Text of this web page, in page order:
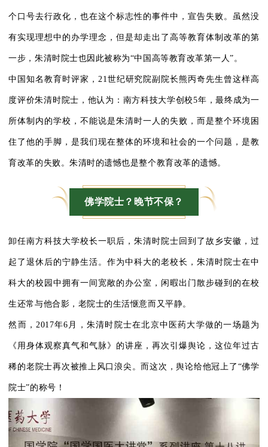
个口号去行政化，也在这个标志性的事件中，宣告失败。虽然没
有实现理想中的办学理念，但是却走出了高等教育体制改革的第
一步，朱清时院士也因此被称为“中国高等教育改革第一人”。
中国知名教育时评家，21世纪研究院副院长熊丙奇先生曾这样高
度评价朱清时院士，他认为：南方科技大学创校5年，最终成为一
所体制内的学校，不能说是朱清时一人的失败，而是整个环境困
住了他的手脚，是我们现在整体的环境和社会的一个问题，是教
育改革的失败。朱清时的遗憾也是整个教育改革的遗憾。
佛学院士？晚节不保？
卸任南方科技大学校长一职后，朱清时院士回到了故乡安徽，过
起了退休后的宁静生活。作为中科大的老校长，朱清时院士在中
科大的校园中拥有一间宽敞的办公室，闲暇出门散步碰到的在校
生还常与他合影，老院士的生活惬意而又平静。
然而，2017年6月，朱清时院士在北京中医药大学做的一场题为
《用身体观察真气和气脉》的讲座，再次引爆舆论，这位年过古
稀的老院士再次被推上风口浪尖。而这次，舆论给他冠上了“佛学
院士”的称号！